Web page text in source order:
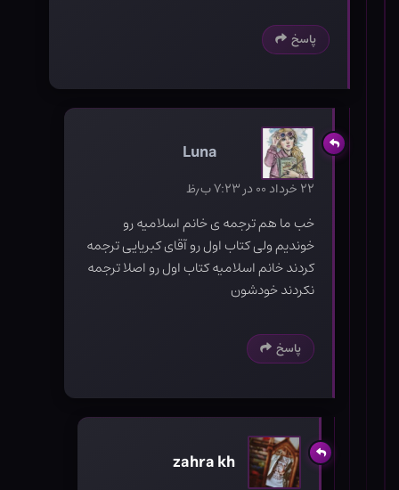
پاسخ
Luna
۲۲ خرداد ۰۰ در ۷:۲۳ ب٫ظ
خب ما هم ترجمه ی خانم اسلامیه رو
خوندیم ولی کتاب اول رو آقای کبریایی ترجمه
کردند خانم اسلامیه کتاب اول رو اصلا ترجمه
نکردند خودشون
پاسخ
zahra kh